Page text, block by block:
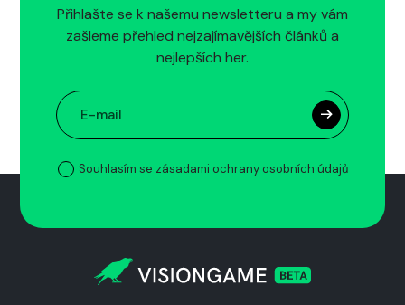
Přihlašte se k našemu newsletteru a my vám
zašleme přehled nejzajímavějších článků a
nejlepších her.
Souhlasím se zásadami ochrany osobních údajů